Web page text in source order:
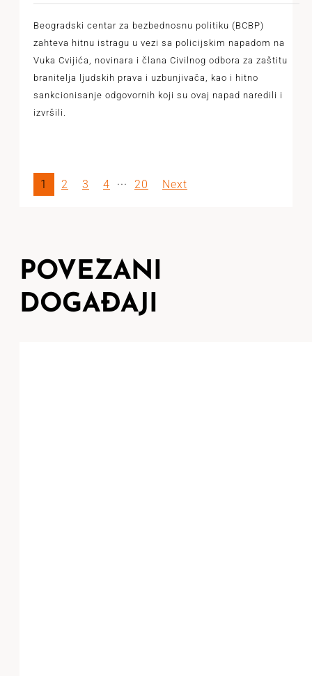
Beogradski centar za bezbednosnu politiku (BCBP)
zahteva hitnu istragu u vezi sa policijskim napadom na
Vuka Cvijića, novinara i člana Civilnog odbora za zaštitu
branitelja ljudskih prava i uzbunjivača, kao i hitno
sankcionisanje odgovornih koji su ovaj napad naredili i
izvršili.
1 2 3 4 ··· 20 Next
POVEZANI
DOGAĐAJI